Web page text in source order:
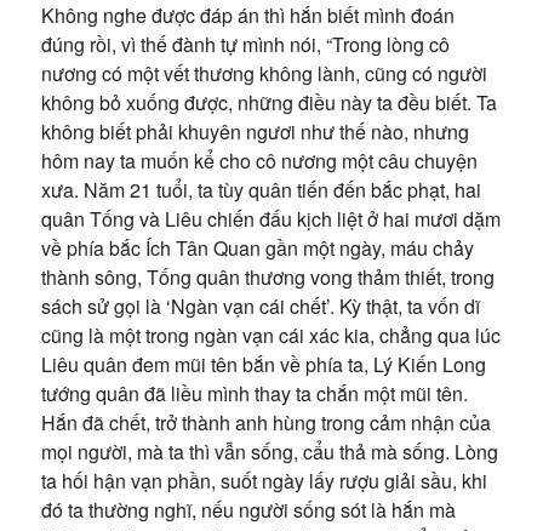
Không nghe được đáp án thì hắn biết mình đoán
đúng rồi, vì thế đành tự mình nói, “Trong lòng cô
nương có một vết thương không lành, cũng có người
không bỏ xuống được, những điều này ta đều biết. Ta
không biết phải khuyên ngươi như thế nào, nhưng
hôm nay ta muốn kể cho cô nương một câu chuyện
xưa. Năm 21 tuổi, ta tùy quân tiến đến bắc phạt, hai
quân Tống và Liêu chiến đấu kịch liệt ở hai mươi dặm
về phía bắc Ích Tân Quan gần một ngày, máu chảy
thành sông, Tống quân thương vong thảm thiết, trong
sách sử gọi là ‘Ngàn vạn cái chết’. Kỳ thật, ta vốn dĩ
cũng là một trong ngàn vạn cái xác kia, chẳng qua lúc
Liêu quân đem mũi tên bắn về phía ta, Lý Kiến Long
tướng quân đã liều mình thay ta chắn một mũi tên.
Hắn đã chết, trở thành anh hùng trong cảm nhận của
mọi người, mà ta thì vẫn sống, cẩu thả mà sống. Lòng
ta hối hận vạn phần, suốt ngày lấy rượu giải sầu, khi
đó ta thường nghĩ, nếu người sống sót là hắn mà